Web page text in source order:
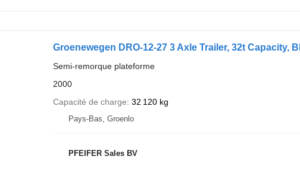
Groenewegen DRO-12-27 3 Axle Trailer, 32t Capacity,
Semi-remorque plateforme
2000
Capacité de charge 32 120 kg
Pays-Bas, Groenlo
PFEIFER Sales BV